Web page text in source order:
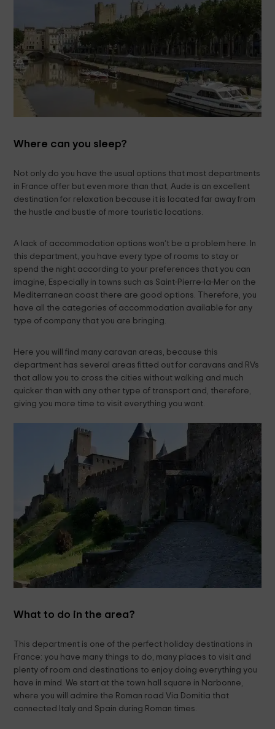
Where can you sleep?
Not only do you have the usual options that most departments
in France offer but even more than that, Aude is an excellent
destination for relaxation because it is located far away from
the hustle and bustle of more touristic locations.
A lack of accommodation options won’t be a problem here. In
this department, you have every type of rooms to stay or
spend the night according to your preferences that you can
imagine, Especially in towns such as Saint-Pierre-la-Mer on the
Mediterranean coast there are good options. Therefore, you
have all the categories of accommodation available for any
type of company that you are bringing.
Here you will find many caravan areas, because this
department has several areas fitted out for caravans and RVs
that allow you to cross the cities without walking and much
quicker than with any other type of transport and, therefore,
giving you more time to visit everything you want.
What to do in the area?
This department is one of the perfect holiday destinations in
France: you have many things to do, many places to visit and
plenty of room and destinations to enjoy doing everything you
have in mind. We start at the town hall square in Narbonne,
where you will admire the Roman road Via Domitia that
connected Italy and Spain during Roman times.